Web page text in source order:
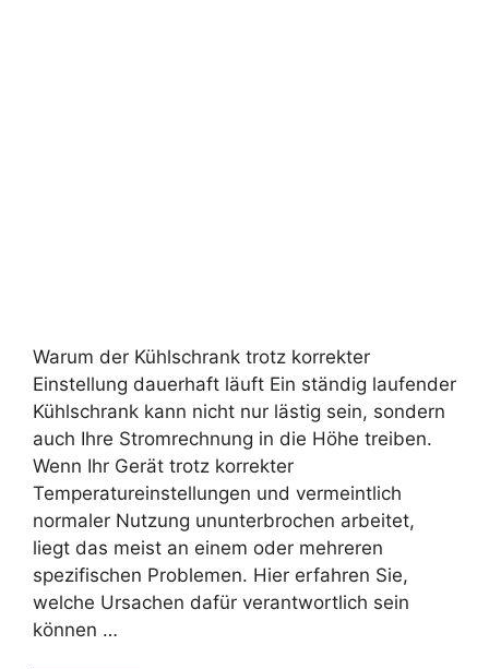
Warum der Kühlschrank trotz korrekter
Einstellung dauerhaft läuft Ein ständig laufender
Kühlschrank kann nicht nur lästig sein, sondern
auch Ihre Stromrechnung in die Höhe treiben.
Wenn Ihr Gerät trotz korrekter
Temperatureinstellungen und vermeintlich
normaler Nutzung ununterbrochen arbeitet,
liegt das meist an einem oder mehreren
spezifischen Problemen. Hier erfahren Sie,
welche Ursachen dafür verantwortlich sein
können …